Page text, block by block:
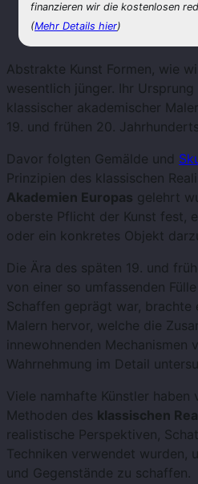
finanzieren wir die kostenlosen
(Mehr Details hier)
Abstrakte Kunst Formen, wie
wesentlich jünger. Ihr
klassischer akademischer
19. und frühen 20.
Davor folgten Gemälde und
Prinzipien des klassischen
Akademien Europas gelehrt
oberste Pflicht der Kunst fest,
oder ein konkretes Objekt
Die Ära des späten 19. und
von einer so umfassenden
Schaffen geprägt war, brachte
Malern hervor, welche die
innewohnenden Mechanismen
Wahrnehmung im Detail
Viele namhafte Künstler
Methoden des klassischen
realistische Perspektiven,
Techniken verwendet wurden,
und Gegenstände zu schaffen.